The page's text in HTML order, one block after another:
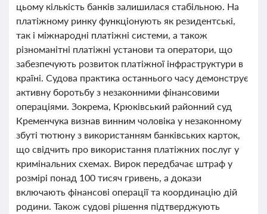
цьому кількість банків залишилася стабільною. На
платіжному ринку функціонують як резидентські,
так і міжнародні платіжні системи, а також
різноманітні платіжні установи та оператори, що
забезпечують розвиток платіжної інфраструктури в
країні. Судова практика останнього часу демонструє
активну боротьбу з незаконними фінансовими
операціями. Зокрема, Крюківський районний суд
Кременчука визнав винним чоловіка у незаконному
збуті тютюну з використанням банківських карток,
що свідчить про використання платіжних послуг у
кримінальних схемах. Вирок передбачає штраф у
розмірі понад 100 тисяч гривень, а докази
включають фінансові операції та координацію дій
родини. Також судові рішення підтверджують